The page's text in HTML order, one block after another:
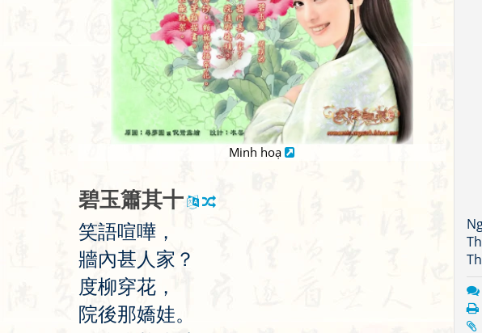
Minh hoạ
碧玉簫其十
笑語喧嘩 ，
牆內甚 人 家 ？
度柳穿花 ，
院後那嬌娃。